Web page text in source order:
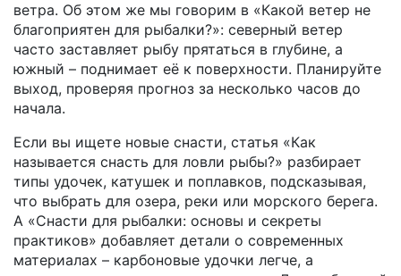
ветра. Об этом же мы говорим в «Какой ветер не
благоприятен для рыбалки?»: северный ветер
часто заставляет рыбу прятаться в глубине, а
южный – поднимает её к поверхности. Планируйте
выход, проверяя прогноз за несколько часов до
начала.
Если вы ищете новые снасти, статья «Как
называется снасть для ловли рыбы?» разбирает
типы удочек, катушек и поплавков, подсказывая,
что выбрать для озера, реки или морского берега.
А «Снасти для рыбалки: основы и секреты
практиков» добавляет детали о современных
материалах – карбоновые удочки легче, а